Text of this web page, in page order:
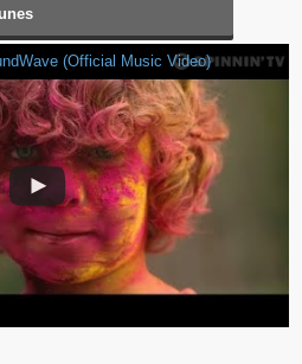
(Official Music Video)